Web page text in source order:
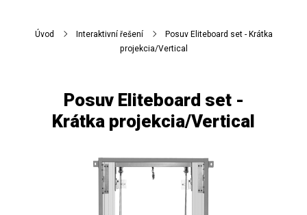
Úvod Interaktivní řešení
Posuv Eliteboard set - Krátka
projekcia/Vertical
Posuv Eliteboard set -
Krátka projekcia/Vertical